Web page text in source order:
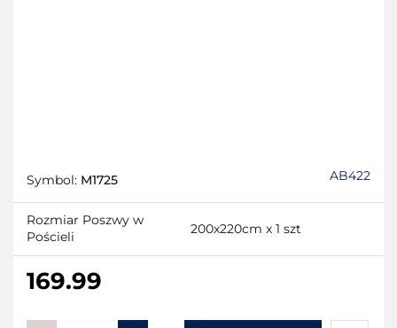
Symbol: M1725 AB422
Rozmiar Poszwy w
Pościeli
200x220cm x 1 szt
169.99